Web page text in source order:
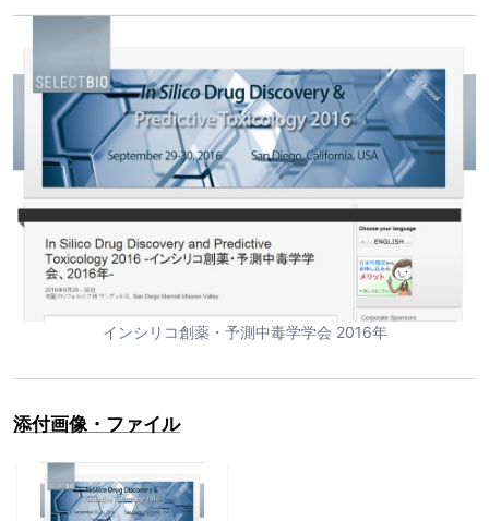
インシリコ創薬・予測中毒学学会 2016年
添付画像・ファイル